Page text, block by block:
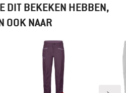
DIT BEKEKEN HEBBEN,
OOK NAAR